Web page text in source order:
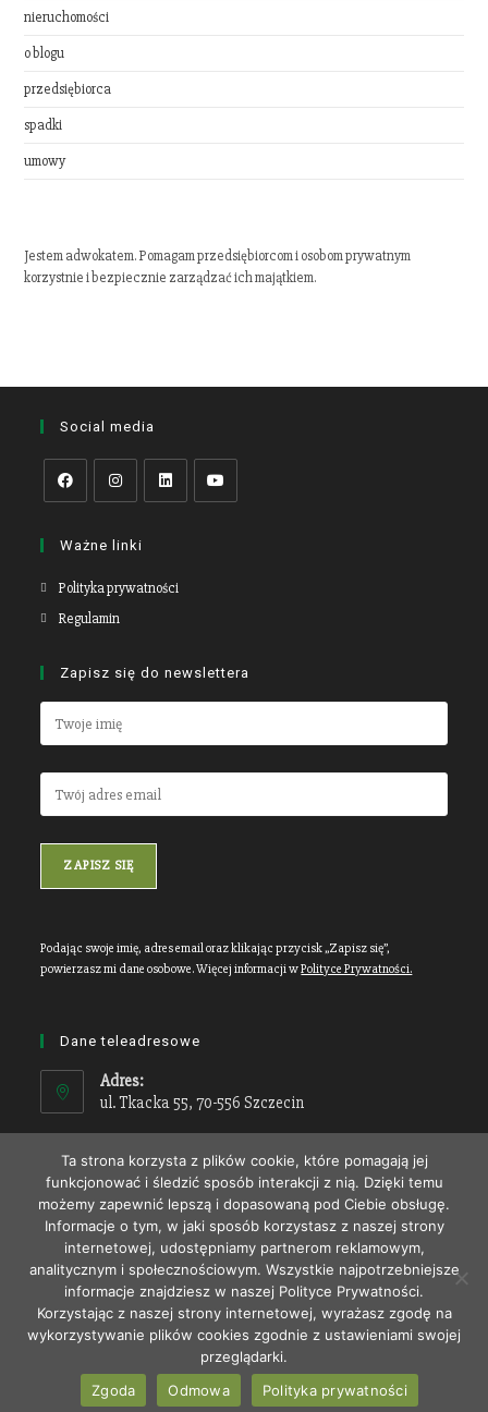
nieruchomości
o blogu
przedsiębiorca
spadki
umowy
Jestem adwokatem. Pomagam przedsiębiorcom i osobom prywatnym
korzystnie i bezpiecznie zarządzać ich majątkiem.
Social media
Ważne linki
Polityka prywatności
Regulamin
Zapisz się do newslettera
Podając swoje imię, adres email oraz klikając przycisk „Zapisz się”,
powierzasz mi dane osobowe. Więcej informacji wPolityce Prywatności.
Dane teleadresowe
Adres:
ul. Tkacka 55, 70-556 Szczecin
91 8315383
Tel. kom.:
601 74 60 19
E-mail:
adwokat[at]akn.szczecin.pl
PROJEKT I REALIZACJA KREATORZY BIZNESU
Ta strona korzysta z plików cookie, które pomagają jej
funkcjonować i śledzić sposób interakcji z nią. Dzięki temu
możemy zapewnić lepszą i dopasowaną pod Ciebie obsługę.
Informacje o tym, w jaki sposób korzystasz z naszej strony
internetowej, udostępniamy partnerom reklamowym,
analitycznym i społecznościowym. Wszystkie najpotrzebniejsze
informacje znajdziesz w naszej Polityce Prywatności.
Korzystając z naszej strony internetowej, wyrażasz zgodę na
wykorzystywanie plików cookies zgodnie z ustawieniami swojej
przeglądarki.
Zgoda
Odmowa Polityka prywatności